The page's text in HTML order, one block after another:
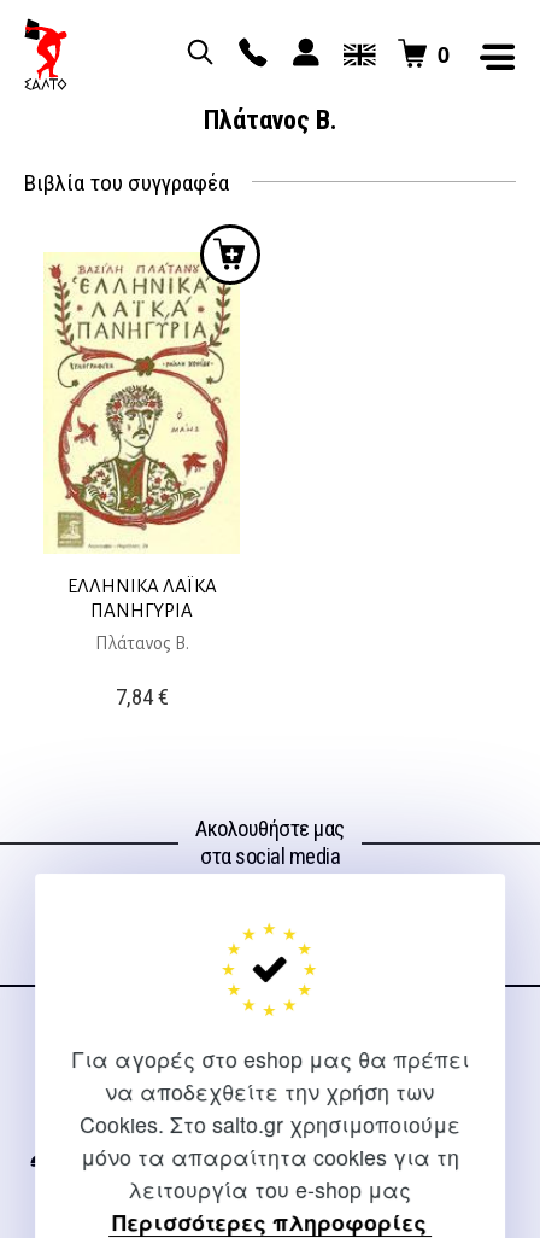
Για αγορές στο eshop μας θα πρέπει
να αποδεχθείτε την χρήση των
Cookies. Στο salto.gr χρησιμοποιούμε
μόνο τα απαραίτητα cookies για τη
λειτουργία του e-shop μας
Περισσότερες πληροφορίες
0
Πλάτανος Β.
Βιβλία του συγγραφέα
ΕΛΛΗΝΙΚΑ ΛΑΪΚΑ
ΠΑΝΗΓΥΡΙΑ
Πλάτανος Β.
7,84€
Ακολουθήστε μας
στα social media
ΕΠΙΚΟΙΝΩΝΊΑ
Για διευκρινίσεις και υποστήριξη παραγγελιών μέσω του
Internet
2310 267108
info@salto.gr